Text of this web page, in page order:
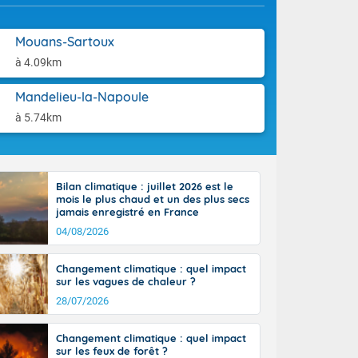
Mouans-Sartoux
à 4.09km
Mandelieu-la-Napoule
à 5.74km
avec des
sur le sud
sur la
à nord-ouest
50 et
résiste sur
terres et 20
du
50-60 km/h
les
l'après-
Bilan climatique : juillet 2026 est le
mois le plus chaud et un des plus secs
jamais enregistré en France
04/08/2026
Changement climatique : quel impact
sur les vagues de chaleur ?
28/07/2026
Changement climatique : quel impact
sur les feux de forêt ?